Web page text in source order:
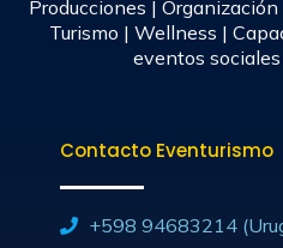
Producciones |
Turismo | Wellness |
eventos
Contacto Eventurismo
+598 94683214